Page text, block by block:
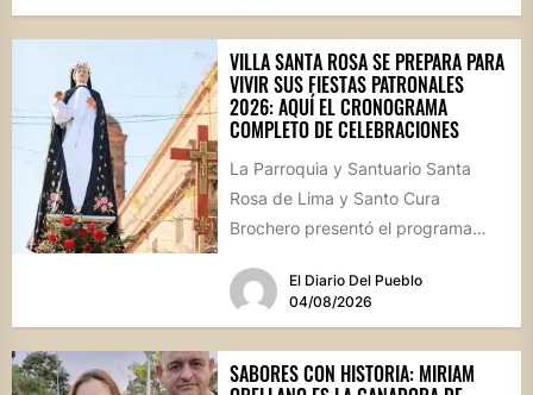
VILLA SANTA ROSA SE PREPARA PARA
VIVIR SUS FIESTAS PATRONALES
2026: AQUÍ EL CRONOGRAMA
COMPLETO DE CELEBRACIONES
La Parroquia y Santuario Santa
Rosa de Lima y Santo Cura
Brochero presentó el programa
El Diario Del Pueblo
04/08/2026
SABORES CON HISTORIA: MIRIAM